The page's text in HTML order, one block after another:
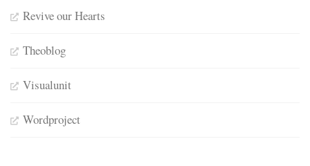
Revive our Hearts
Theoblog
Visualunit
Wordproject